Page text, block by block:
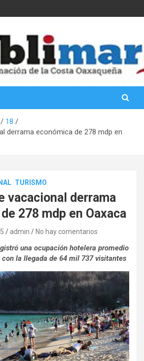
18
derrama económica de 278 mdp en
TURISMO
vacacional derrama
278 mdp en Oaxaca
admin No hay comentarios
una ocupación hotelera promedio
la llegada de 64 mil 737 visitantes